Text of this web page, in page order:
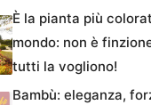
È la pianta più
mondo: non è
tutti la vogliono!
Bambù: eleganza,